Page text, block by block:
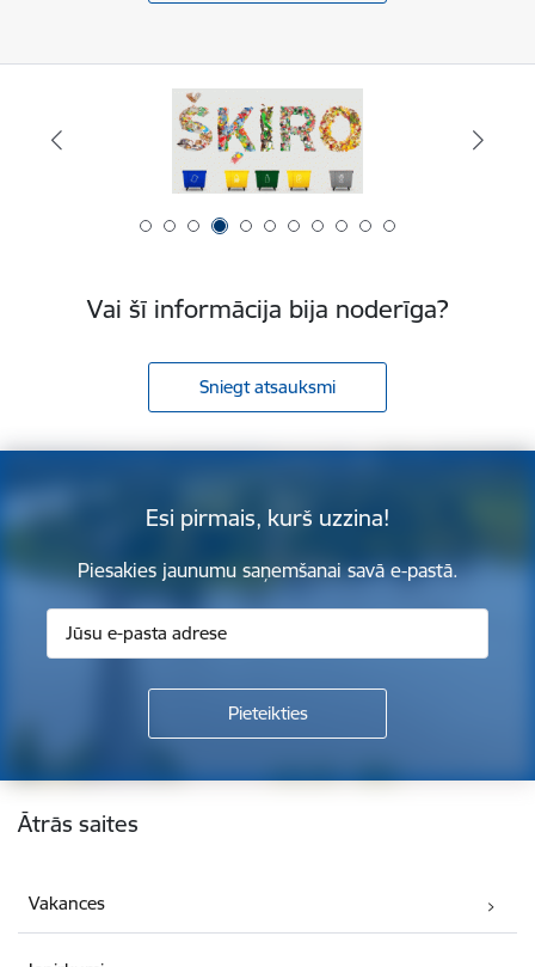
Vai šī informācija bija noderīga?
Sniegt atsauksmi
Esi pirmais, kurš uzzina!
Piesakies jaunumu saņemšanai savā e-pastā.
Kājene
Ātrās saites
Vakances